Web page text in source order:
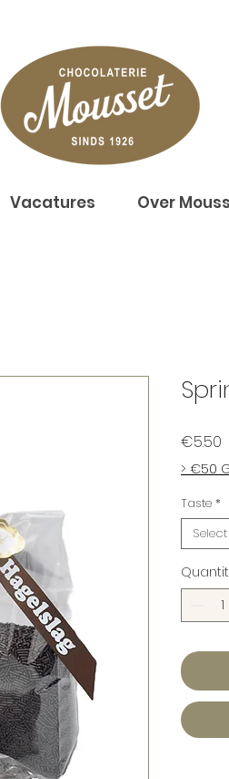
Vacatures Over
€5.50
> €50
Taste *
Select